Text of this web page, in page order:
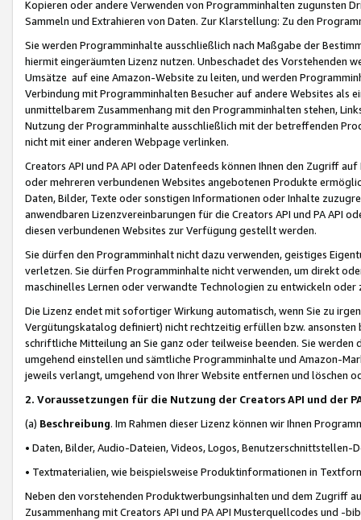
Kopieren oder andere Verwenden von Programminhalten zugunsten
Sammeln und Extrahieren von Daten. Zur Klarstellung: Zu den
Sie werden Programminhalte ausschließlich nach Maßgabe der
hiermit eingeräumten Lizenz nutzen. Unbeschadet des Vorstehenden
Umsätze auf eine Amazon-Website zu leiten, und werden
Verbindung mit Programminhalten Besucher auf andere Websites als
unmittelbarem Zusammenhang mit den Programminhalten stehen,
Nutzung der Programminhalte ausschließlich mit der betreffenden
nicht mit einer anderen Webpage verlinken.
Creators API und PA API oder Datenfeeds können Ihnen den Zugriff
oder mehreren verbundenen Websites angebotenen Produkte
Daten, Bilder, Texte oder sonstigen Informationen oder Inhalte
anwendbaren Lizenzvereinbarungen für die Creators API und PA API
diesen verbundenen Websites zur Verfügung gestellt werden.
Sie dürfen den Programminhalt nicht dazu verwenden, geistiges
verletzen. Sie dürfen Programminhalte nicht verwenden, um direkt
maschinelles Lernen oder verwandte Technologien zu entwickeln
Die Lizenz endet mit sofortiger Wirkung automatisch, wenn Sie zu
Vergütungskatalog definiert) nicht rechtzeitig erfüllen bzw. ansonsten
schriftliche Mitteilung an Sie ganz oder teilweise beenden. Sie werden
umgehend einstellen und sämtliche Programminhalte und Amazon-
jeweils verlangt, umgehend von Ihrer Website entfernen und löschen
2. Voraussetzungen für die Nutzung der Creators API und der
(a) Beschreibung. Im Rahmen dieser Lizenz können wir Ihnen
• Daten, Bilder, Audio-Dateien, Videos, Logos, Benutzerschnittstellen-
• Textmaterialien, wie beispielsweise Produktinformationen in
Neben den vorstehenden Produktwerbungsinhalten und dem Zugriff
Zusammenhang mit Creators API und PA API Musterquellcodes und